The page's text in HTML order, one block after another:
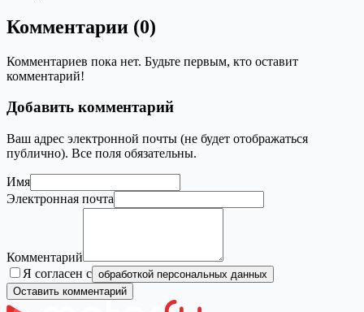
Комментарии (0)
Комментариев пока нет. Будьте первым, кто оставит
комментарий!
Добавить комментарий
Ваш адрес электронной почты (не будет отображаться
публично). Все поля обязательны.
Имя
Электронная почта
Комментарий
Я согласен с обработкой персональных данных
Оставить комментарий